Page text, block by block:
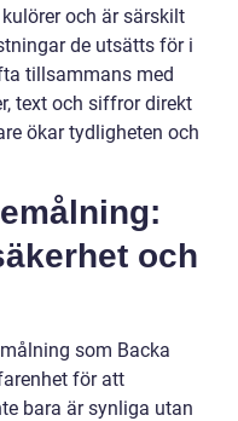
och är särskilt
de utsätts för i
tillsammans med
text och siffror direkt
ökar tydligheten och
och
som Backa
för att
bara är synliga utan